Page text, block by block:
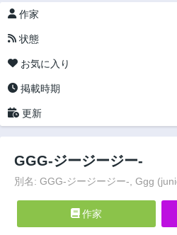
作家
状態
お気に入り
掲載時期
更新
GGG-ジージージー-
別名: GGG-ジージージー-, Ggg
作家